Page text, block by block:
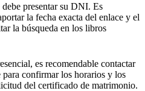
presentar su DNI. Es
la fecha exacta del enlace y el
la búsqueda en los libros
es recomendable contactar
confirmar los horarios y los
del certificado de matrimonio.